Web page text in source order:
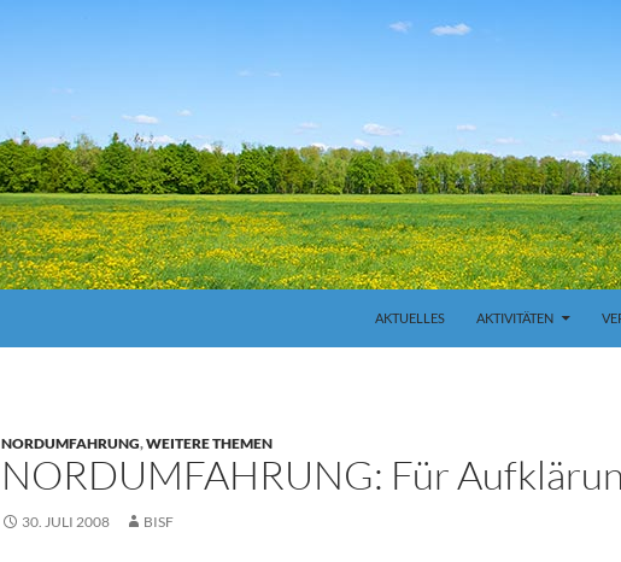
AKTUELLES
AKTIVITÄTEN
NORDUMFAHRUNG,WEITERE THEMEN
NORDUMFAHRUNG: Für
30. JULI 2008 BISF